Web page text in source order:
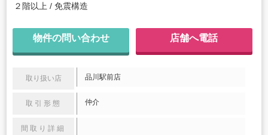
２階以上
免震構造
物件の問い合わせ 店舗へ電話
取り扱い店 品川駅前店
取引形態 仲介
間取り詳細